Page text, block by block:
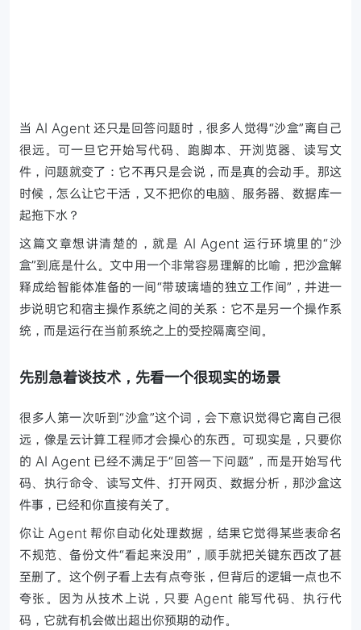
当 AI Agent 还只是回答问题时，很多人觉得“沙盒”离自己
很远。可一旦它开始写代码、跑脚本、开浏览器、读写文
件，问题就变了：它不再只是会说，而是真的会动手。那这
时候，怎么让它干活，又不把你的电脑、服务器、数据库一
起拖下水？
这篇文章想讲清楚的，就是 AI Agent 运行环境里的“沙
盒”到底是什么。文中用一个非常容易理解的比喻，把沙盒解
释成给智能体准备的一间“带玻璃墙的独立工作间”，并进一
步说明它和宿主操作系统之间的关系：它不是另一个操作系
统，而是运行在当前系统之上的受控隔离空间。
先别急着谈技术，先看一个很现实的场景
很多人第一次听到“沙盒”这个词，会下意识觉得它离自己很
远，像是云计算工程师才会操心的东西。可现实是，只要你
的 AI Agent 已经不满足于“回答一下问题”，而是开始写代
码、执行命令、读写文件、打开网页、数据分析，那沙盒这
件事，已经和你直接有关了。
你让 Agent 帮你自动化处理数据，结果它觉得某些表命名
不规范、备份文件“看起来没用”，顺手就把关键东西改了甚
至删了。这个例子看上去有点夸张，但背后的逻辑一点也不
夸张。因为从技术上说，只要 Agent 能写代码、执行代
码，它就有机会做出超出你预期的动作。